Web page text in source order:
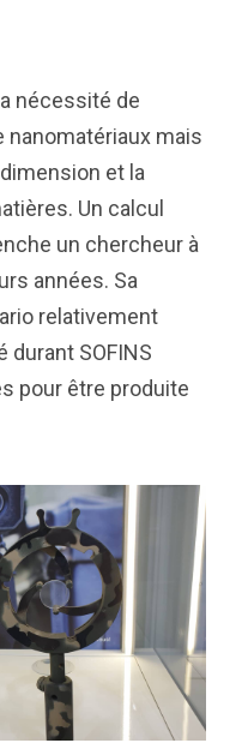
nécessité de
nanomatériaux mais
et la
Un calcul
un chercheur à
années. Sa
relativement
durant SOFINS
pour être produite